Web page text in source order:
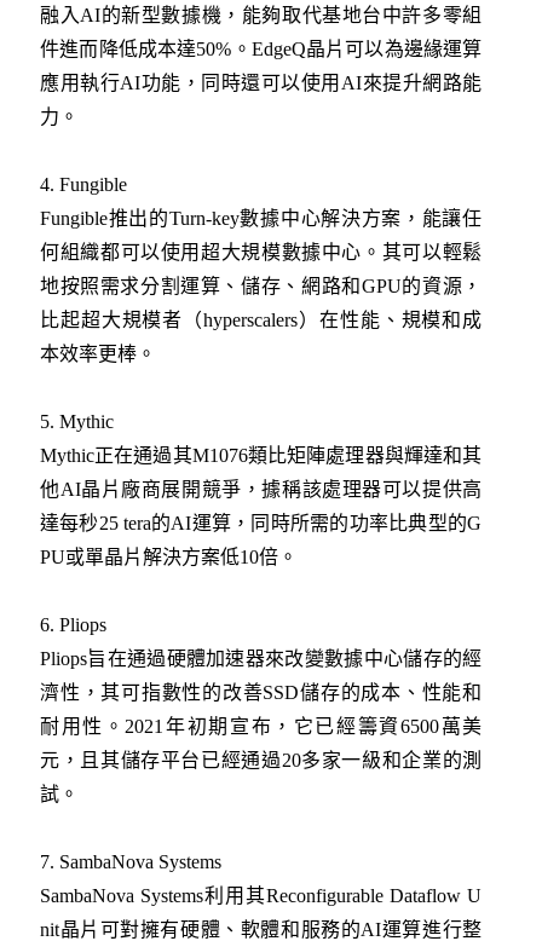
融入AI的新型數據機，能夠取代基地台中許多零組
件進而降低成本達50%。EdgeQ晶片可以為邊緣運算
應用執行AI功能，同時還可以使用AI來提升網路能
力。
4. Fungible
Fungible推出的Turn-key數據中心解決方案，能讓任
何組織都可以使用超大規模數據中心。其可以輕鬆
地按照需求分割運算、儲存、網路和GPU的資源，
比起超大規模者（hyperscalers）在性能、規模和成
本效率更棒。
5. Mythic
Mythic正在通過其M1076類比矩陣處理器與輝達和其
他AI晶片廠商展開競爭，據稱該處理器可以提供高
達每秒25 tera的AI運算，同時所需的功率比典型的G
PU或單晶片解決方案低10倍。
6. Pliops
Pliops旨在通過硬體加速器來改變數據中心儲存的經
濟性，其可指數性的改善SSD儲存的成本、性能和
耐用性。2021年初期宣布，它已經籌資6500萬美
元，且其儲存平台已經通過20多家一級和企業的測
試。
7. SambaNova Systems
SambaNova Systems利用其Reconfigurable Dataflow U
nit晶片可對擁有硬體、軟體和服務的AI運算進行整